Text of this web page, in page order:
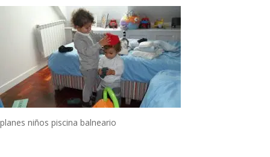
planes niños piscina balneario